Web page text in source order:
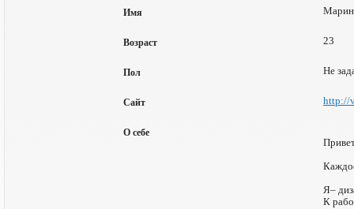
Имя
Возраст 23
Пол Не
Сайт http://
О себе
Я–
К